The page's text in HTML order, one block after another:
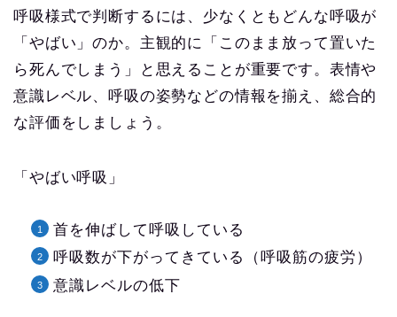
呼吸様式で判断するには、少なくともどんな呼吸が
「やばい」のか。主観的に「このまま放って置いた
ら死んでしまう」と思えることが重要です。表情や
意識レベル、呼吸の姿勢などの情報を揃え、総合的
な評価をしましょう。
「やばい呼吸」
首を伸ばして呼吸している
呼吸数が下がってきている（呼吸筋の疲労）
意識レベルの低下